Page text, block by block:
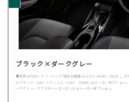
ブラック×ダークグレー
■写真はカローラ ツーリング 特別仕様車 ACTIVE SPORT（2WD）。
ルブラック〈229〉×アッシュ〈1M2〉［M89］はメーカーオプション
ークグレー。アクセサリーコンセントはメーカーオプション。